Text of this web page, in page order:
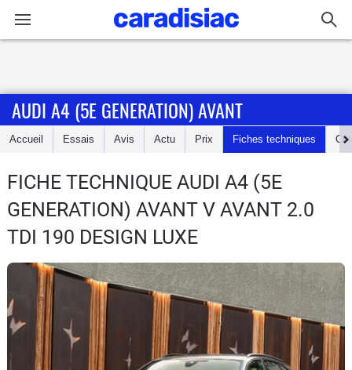
Accueil
Essais
Guide
d'achat
Electriques
Utilitaires
AUDI A4 (5E GENERATION) AVANT
Accueil Essais Avis Actu Prix Fiches techniques
FICHE TECHNIQUE AUDI A4 (5E
GENERATION) AVANT V AVANT 2.0
TDI 190 DESIGN LUXE